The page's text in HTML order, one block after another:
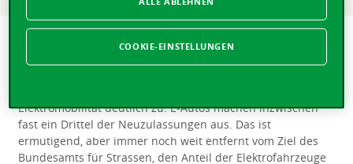
Gute Nachrichten für die Umwelt: Die Umstellung auf
elektrische Mobilität in der Schweiz macht Tempo.
Elektromobilität deutlich zu: E-Autos machen inzwischen
fast ein Drittel der Neuzulassungen aus. Das ist
ermutigend, aber immer noch weit entfernt vom Ziel des
Bundesamts für Strassen, den Anteil der Elektrofahrzeuge
COOKIE-EINSTELLUNGEN